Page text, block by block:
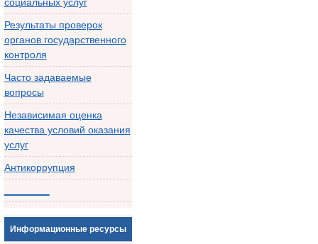
Результаты проверок
органов государственного
контроля
Часто задаваемые
вопросы
Независимая оценка
качества условий оказания
услуг
Антикоррупция
Информационные ресурсы